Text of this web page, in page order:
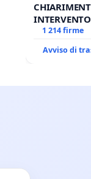
ANTONIO
1 214 firme
Avviso di